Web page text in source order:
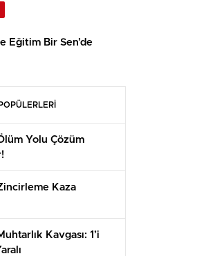
Eğitim Bir Sen’de
Yolu Çözüm
Kaza
Kavgası: 1’i